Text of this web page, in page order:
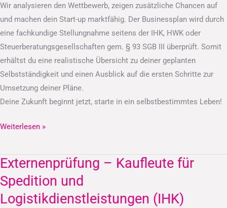
Wir analysieren den Wettbewerb, zeigen zusätzliche Chancen auf
und machen dein Start-up marktfähig. Der Businessplan wird durch
eine fachkundige Stellungnahme seitens der IHK, HWK oder
Steuerberatungsgesellschaften gem. § 93 SGB III überprüft. Somit
erhältst du eine realistische Übersicht zu deiner geplanten
Selbstständigkeit und einen Ausblick auf die ersten Schritte zur
Umsetzung deiner Pläne.
Deine Zukunft beginnt jetzt, starte in ein selbstbestimmtes Leben!
Weiterlesen »
Externenprüfung – Kaufleute für
Spedition und
Logistikdienstleistungen (IHK)
Externenprüfung
–
Kaufleute
für